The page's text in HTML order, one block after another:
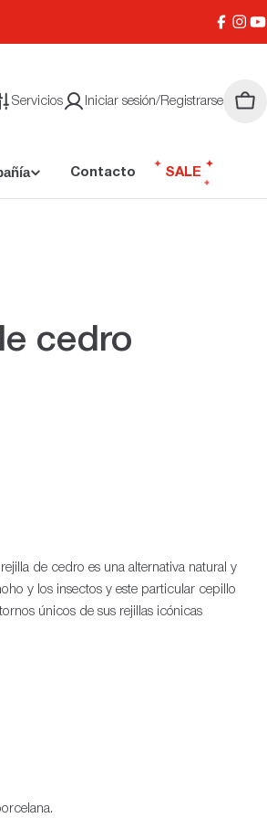
Servicios Iniciar sesión/Registrarse
Contacto SALE
cedro
de cedro es una alternativa natural y
y los insectos y este particular cepillo
únicos de sus rejillas icónicas